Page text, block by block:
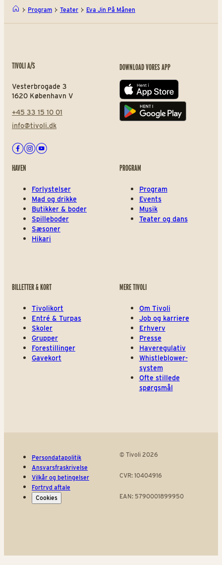
Program Teater Eva Jin På Månen
TIVOLI A/S
Vesterbrogade 3
1620 København V
+45 33 15 10 01
info@tivoli.dk
Facebook
Instagram
Youtube
DOWNLOAD VORES APP
App store
Play store
HAVEN
Forlystelser
Mad og drikke
Butikker & boder
Spilleboder
Sæsoner
Hikari
PROGRAM
Program
Events
Musik
Teater og dans
BILLETTER & KORT
Tivolikort
Entré & Turpas
Skoler
Grupper
Forestillinger
Gavekort
MERE TIVOLI
Om Tivoli
Job og karriere
Erhverv
Presse
Haveregulativ
Whistleblower-
system
Ofte stillede
spørgsmål
Persondatapolitik
Ansvarsfraskrivelse
Vilkår og betingelser
Fortryd aftale
Cookies
© Tivoli 2026
CVR: 10404916
EAN: 5790001899950